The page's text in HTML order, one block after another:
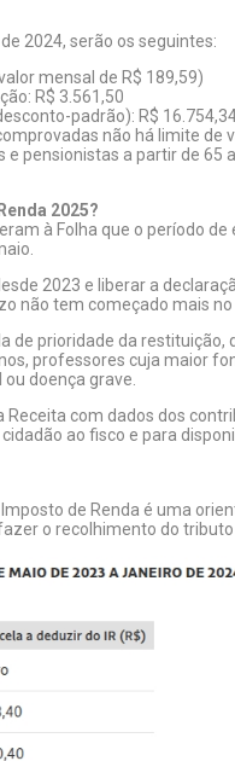
2024, serão os seguintes:
mensal de R$ 189,59)
R$ 3.561,50
padrão): R$
não há limite de
pensionistas a partir de 65
2025?
à Folha que o período
2023 e liberar a
não tem começado mais
de prioridade da
professores cuja maior
doença grave.
com dados dos
ao fisco e para
de Renda é uma
o recolhimento do tributo